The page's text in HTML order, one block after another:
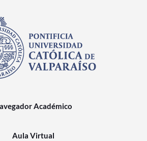
Académico
Aula Virtual